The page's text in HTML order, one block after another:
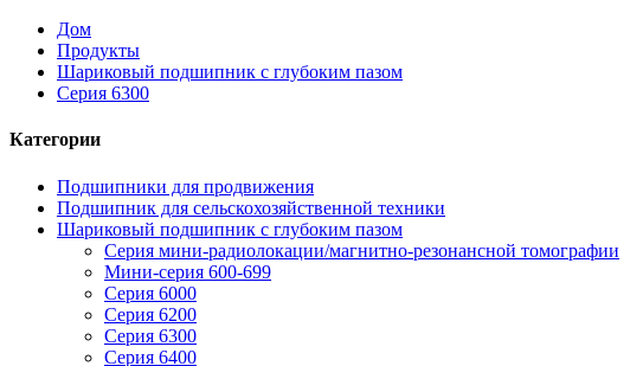
Дом
Продукты
Шариковый подшипник с глубоким пазом
Серия 6300
Категории
Подшипники для продвижения
Подшипник для сельскохозяйственной техники
Шариковый подшипник с глубоким пазом
Серия мини-радиолокации/магнитно-резонансной томографии
Мини-серия 600-699
Серия 6000
Серия 6200
Серия 6300
Серия 6400